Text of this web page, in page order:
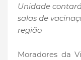
Unidade
salas de
região
Moradores da